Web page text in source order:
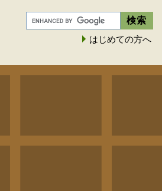
はじめての方へ